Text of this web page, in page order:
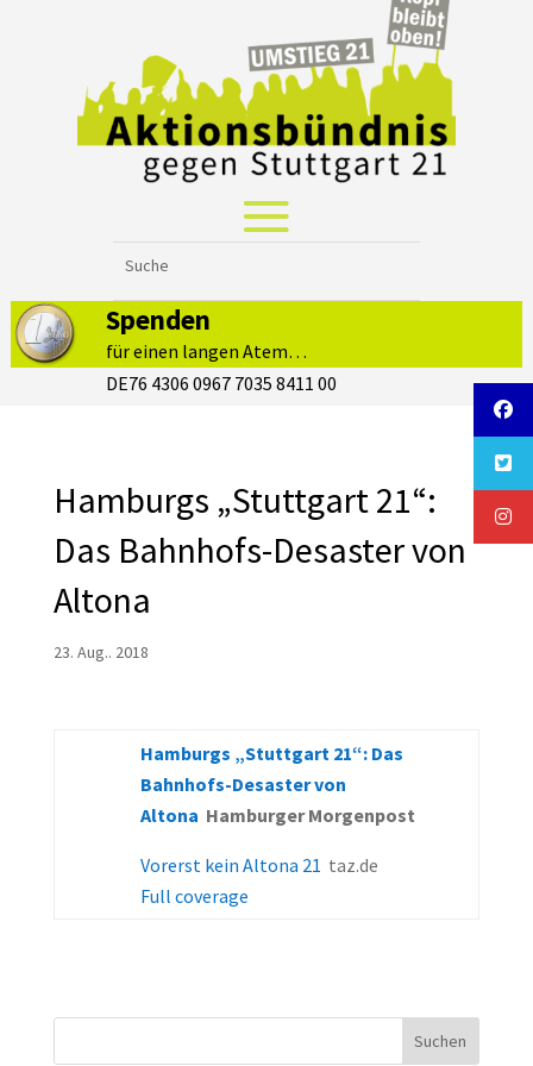
Spenden
für einen langen Atem…
DE76 4306 0967 7035 8411 00
Hamburgs „Stuttgart 21“:
Das Bahnhofs-Desaster von
Altona
23. Aug.. 2018
Hamburgs „Stuttgart 21“: Das
Bahnhofs-Desaster von
Altona Hamburger Morgenpost
Vorerst kein Altona 21 taz.de
Full coverage
Suchen